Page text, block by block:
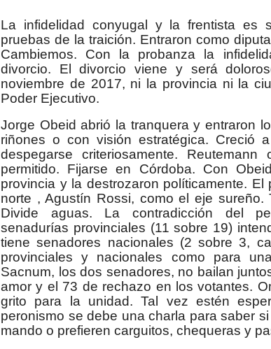
La infidelidad conyugal y la frentista es
pruebas de la traición. Entraron como
Cambiemos. Con la probanza la
divorcio. El divorcio viene y será
noviembre de 2017, ni la provincia ni la
Poder Ejecutivo.
Jorge Obeid abrió la tranquera y entraron
riñones o con visión estratégica. Creció
despegarse criteriosamente.
permitido. Fijarse en Córdoba. Con
provincia y la destrozaron políticamente. El
norte , Agustín Rossi, como el eje sureño.
Divide aguas. La contradicción del
senadurías provinciales (11 sobre 19)
tiene senadores nacionales (2 sobre 3,
provinciales y nacionales como para
Sacnum, los dos senadores, no bailan
amor y el 73 de rechazo en los votantes.
grito para la unidad. Tal vez estén
peronismo se debe una charla para saber
mando o prefieren carguitos, chequeras y